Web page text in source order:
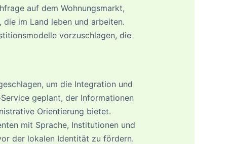
auf dem Wohnungsmarkt,
im Land leben und arbeiten.
vorzuschlagen, die
um die Integration und
geplant, der Informationen
Orientierung bietet.
mit Sprache, Institutionen und
der lokalen Identität zu fördern.